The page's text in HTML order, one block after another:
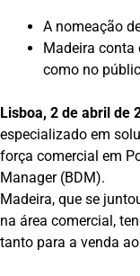
A nomeação
Madeira conta
como no
Lisboa, 2 de abril de
especializado em
força comercial em
Manager (BDM).
Madeira, que se
na área comercial,
tanto para a venda